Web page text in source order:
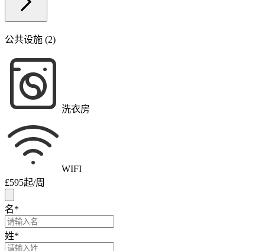
公共设施 (2)
洗衣房
WIFI
£595起/周
名*
姓*